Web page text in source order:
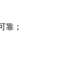
靠；